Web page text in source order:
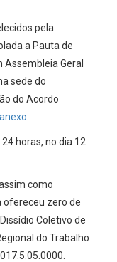
pela
a Pauta de
Geral
sede do
do Acordo
anexo
horas, no dia 12
como
ofereceu zero de
Coletivo de
do Trabalho